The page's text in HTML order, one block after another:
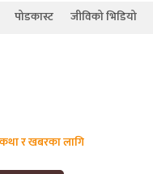
पोडकास्ट जीविको भिडियो
र खबरका लागि